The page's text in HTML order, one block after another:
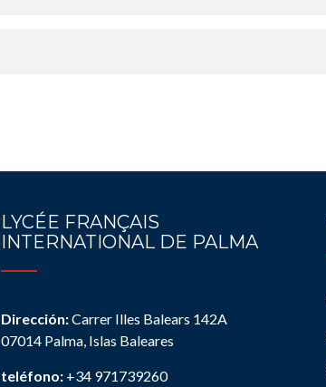
LYCÉE FRANÇAIS
INTERNATIONAL DE PALMA
Dirección:Carrer Illes Balears 142A
07014 Palma, Islas Baleares
teléfono: +34 971739260